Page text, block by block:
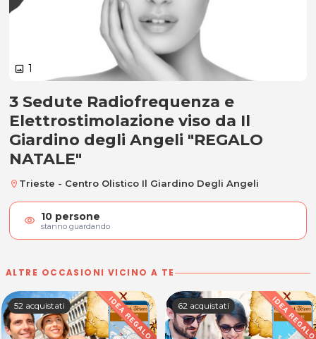
image 1
3 Sedute Radiofrequenza e
3 Sedute Radiofrequenza e
Elettrostimolazione viso da Il
Giardino degli Angeli "REGALO
NATALE"
location_on Trieste - Centro Olistico Il Giardino Degli Angeli
visibility 10 persone
stanno guardando
ALTRE OCCASIONI VICINO A TE
52 acquistati 62 acquistati